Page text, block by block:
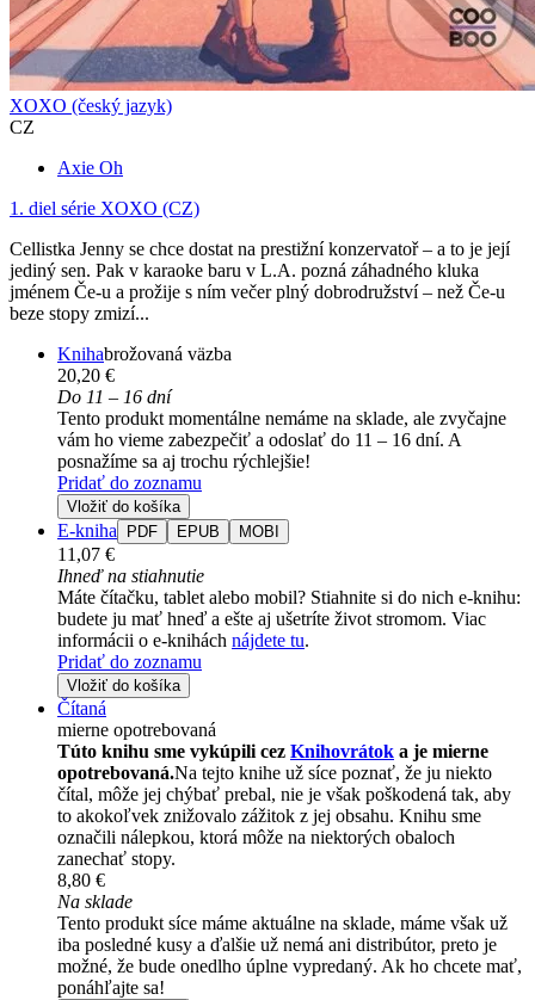
XOXO (český jazyk)
CZ
Axie Oh
1. diel série XOXO (CZ)
Cellistka Jenny se chce dostat na prestižní konzervatoř – a to je její
jediný sen. Pak v karaoke baru v L.A. pozná záhadného kluka
jménem Če-u a prožije s ním večer plný dobrodružství – než Če-u
beze stopy zmizí...
Knihabrožovaná väzba
20,20 €
Do 11 – 16 dní
Tento produkt momentálne nemáme na sklade, ale zvyčajne
vám ho vieme zabezpečiť a odoslať do 11 – 16 dní. A
posnažíme sa aj trochu rýchlejšie!
Pridať do zoznamu
Vložiť do košíka
E-kniha PDF EPUB MOBI
11,07 €
Ihneď na stiahnutie
Máte čítačku, tablet alebo mobil? Stiahnite si do nich e-knihu:
budete ju mať hneď a ešte aj ušetríte život stromom. Viac
informácii o e-knihách nájdete tu.
Pridať do zoznamu
Vložiť do košíka
Čítaná
mierne opotrebovaná
Túto knihu sme vykúpili cez Knihovrátok a je mierne
opotrebovaná.Na tejto knihe už síce poznať, že ju niekto
čítal, môže jej chýbať prebal, nie je však poškodená tak, aby
to akokoľvek znižovalo zážitok z jej obsahu. Knihu sme
označili nálepkou, ktorá môže na niektorých obaloch
zanechať stopy.
8,80 €
Na sklade
Tento produkt síce máme aktuálne na sklade, máme však už
iba posledné kusy a ďalšie už nemá ani distribútor, preto je
možné, že bude onedlho úplne vypredaný. Ak ho chcete mať,
ponáhľajte sa!